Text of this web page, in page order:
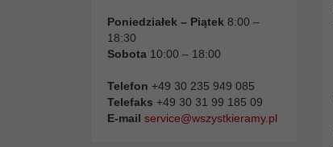
Poniedziałek – Piątek 8:00 –
18:30
Sobota 10:00 – 18:00
Telefon +49 30 235 949 085
Telefaks +49 30 31 99 185 09
E-mail service@wszystkieramy.pl